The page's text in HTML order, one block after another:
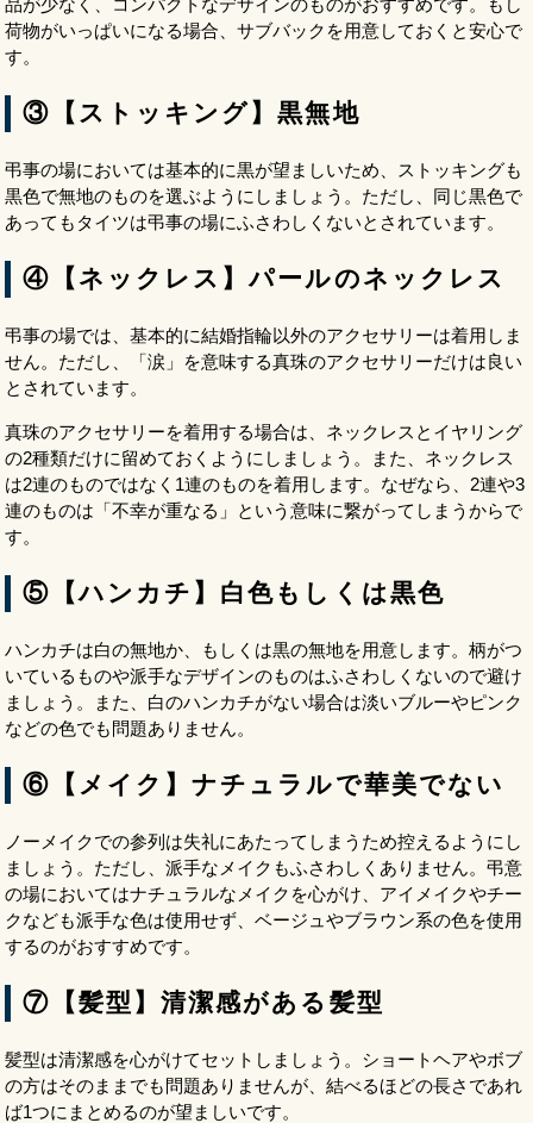
荷物がいっぱいになる場合、サブバックを用意しておくと安心で
す。
③【ストッキング】黒無地
弔事の場においては基本的に黒が望ましいため、ストッキングも
黒色で無地のものを選ぶようにしましょう。ただし、同じ黒色で
あってもタイツは弔事の場にふさわしくないとされています。
④【ネックレス】パールのネックレス
弔事の場では、基本的に結婚指輪以外のアクセサリーは着用しま
せん。ただし、「涙」を意味する真珠のアクセサリーだけは良い
とされています。
真珠のアクセサリーを着用する場合は、ネックレスとイヤリング
の2種類だけに留めておくようにしましょう。また、ネックレス
は2連のものではなく1連のものを着用します。なぜなら、2連や3
連のものは「不幸が重なる」という意味に繋がってしまうからで
す。
⑤【ハンカチ】白色もしくは黒色
ハンカチは白の無地か、もしくは黒の無地を用意します。柄がつ
いているものや派手なデザインのものはふさわしくないので避け
ましょう。また、白のハンカチがない場合は淡いブルーやピンク
などの色でも問題ありません。
⑥【メイク】ナチュラルで華美でない
ノーメイクでの参列は失礼にあたってしまうため控えるようにし
ましょう。ただし、派手なメイクもふさわしくありません。弔意
の場においてはナチュラルなメイクを心がけ、アイメイクやチー
クなども派手な色は使用せず、ベージュやブラウン系の色を使用
するのがおすすめです。
⑦【髪型】清潔感がある髪型
髪型は清潔感を心がけてセットしましょう。ショートヘアやボブ
の方はそのままでも問題ありませんが、結べるほどの長さであれ
ば1つにまとめるのが望ましいです。